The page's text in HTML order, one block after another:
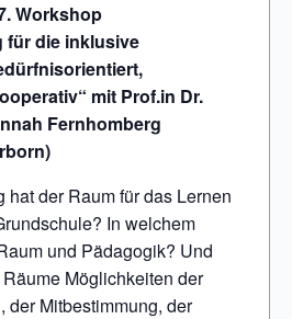
Workshop
für die inklusive
mit Prof.in Dr.
Fernhomberg
hat der Raum für das Lernen
In welchem
und Pädagogik? Und
Möglichkeiten der
der Mitbestimmung, der